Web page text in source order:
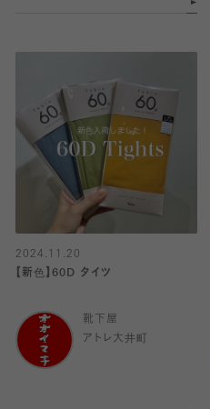
2024.11.20
【新色】60D タイツ
靴下屋
アトレ大井町